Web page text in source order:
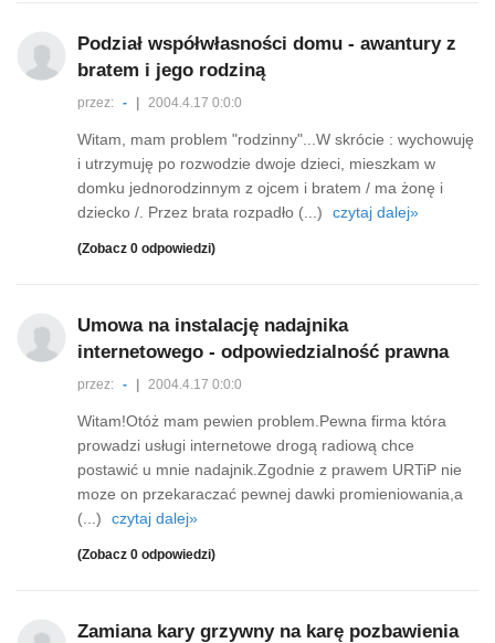
Podział współwłasności domu - awantury z
bratem i jego rodziną
przez: - 2004.4.17 0:0:0
Witam, mam problem "rodzinny"...W skrócie : wychowuję
i utrzymuję po rozwodzie dwoje dzieci, mieszkam w
domku jednorodzinnym z ojcem i bratem / ma żonę i
dziecko /. Przez brata rozpadło (...)
czytaj dalej»
(Zobacz 0 odpowiedzi)
Umowa na instalację nadajnika
internetowego - odpowiedzialność prawna
przez: - 2004.4.17 0:0:0
Witam!Otóż mam pewien problem.Pewna firma która
prowadzi usługi internetowe drogą radiową chce
postawić u mnie nadajnik.Zgodnie z prawem URTiP nie
moze on przekaraczać pewnej dawki promieniowania,a
(...)
czytaj dalej»
(Zobacz 0 odpowiedzi)
Zamiana kary grzywny na karę pozbawienia